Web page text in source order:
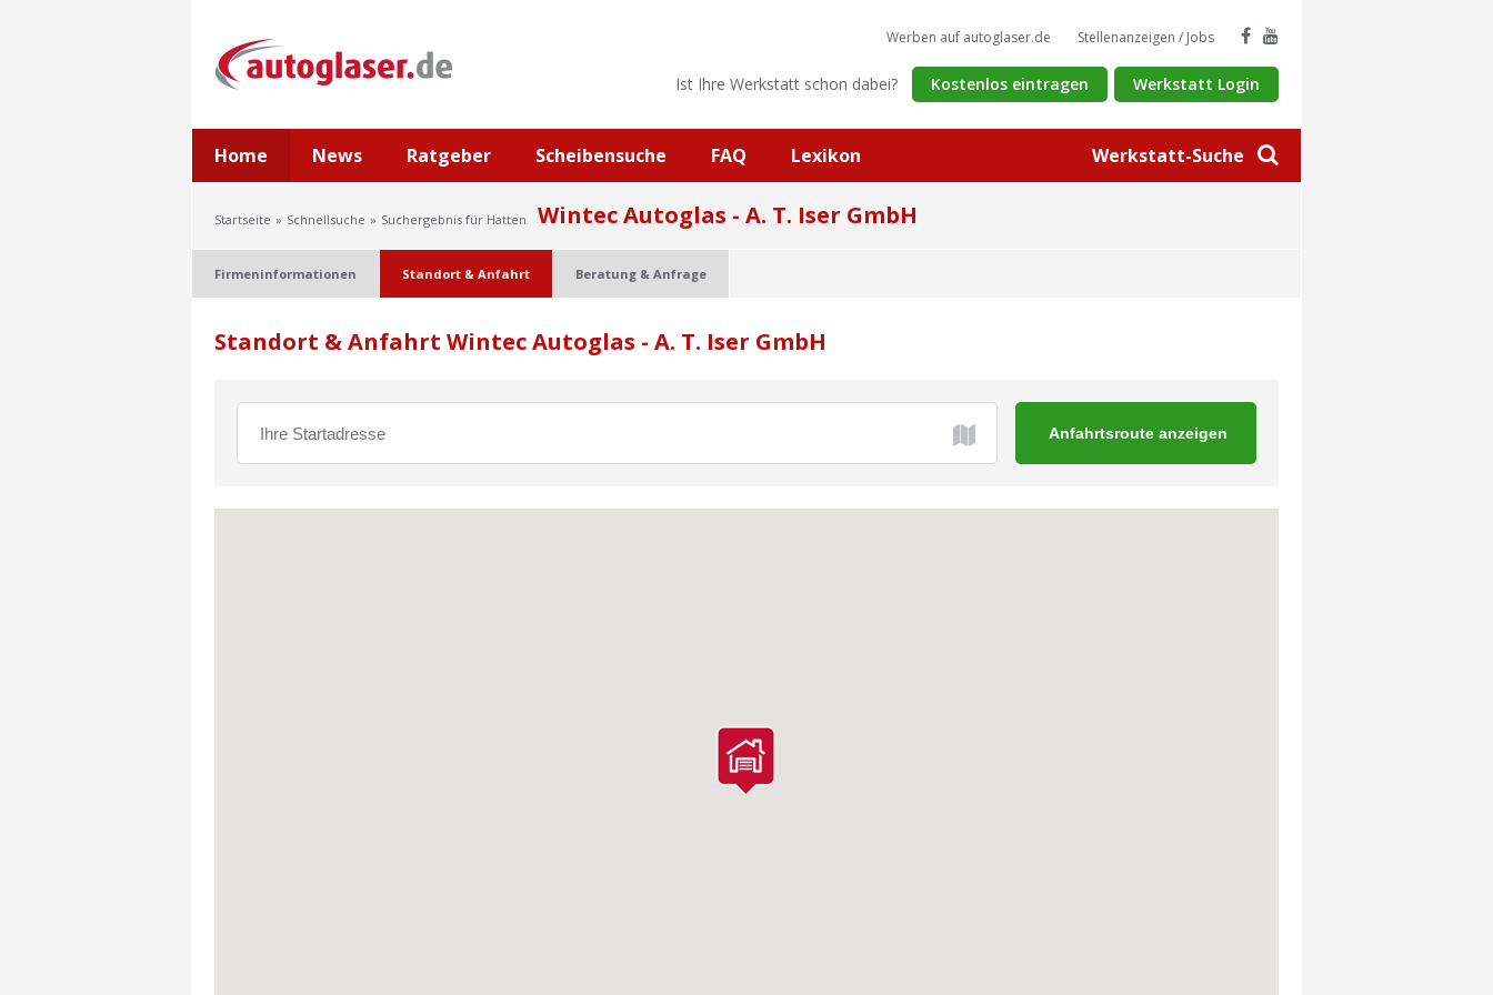
Werkstatt-Suche
Werben auf autoglaser.de Stellenanzeigen / Jobs
Ist Ihre Werkstatt schon dabei? Kostenlos eintragen Werkstatt Login
Home News Ratgeber Scheibensuche FAQ Lexikon
Startseite Schnellsuche Suchergebnis für Hatten Wintec Autoglas - A. T. Iser GmbH
Firmeninformationen Standort & Anfahrt Beratung & Anfrage
Standort & Anfahrt Wintec Autoglas - A. T. Iser GmbH